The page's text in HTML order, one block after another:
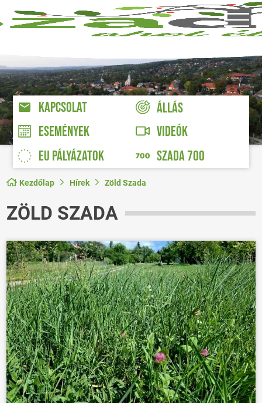
KAPCSOLAT
ÁLLÁS
ESEMÉNYEK
VIDEÓK
EU PÁLYÁZATOK
SZADA 700
Kezdőlap Hírek Zöld Szada
ZÖLD SZADA